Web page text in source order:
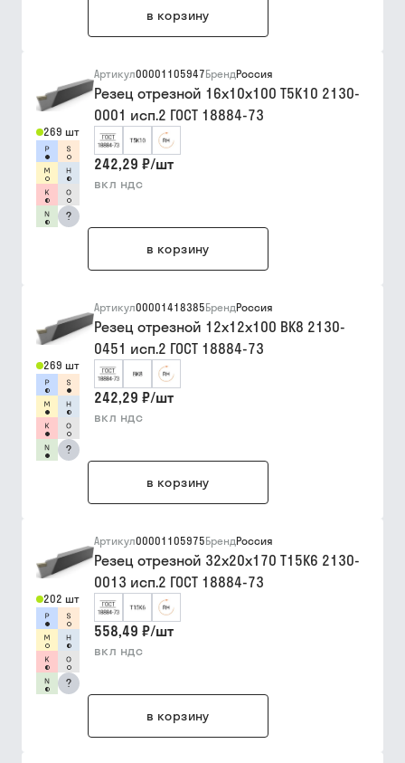
в корзину
269 шт
?
Артикул00001105947БрендРоссия
Резец отрезной 16х10х100 Т5К10 2130-
0001 исп.2 ГОСТ 18884-73
242,29 ₽/шт
вкл ндс
в корзину
269 шт
?
Артикул00001418385БрендРоссия
Резец отрезной 12х12х100 ВК8 2130-
0451 исп.2 ГОСТ 18884-73
242,29 ₽/шт
вкл ндс
в корзину
202 шт
?
Артикул00001105975БрендРоссия
Резец отрезной 32х20х170 Т15К6 2130-
0013 исп.2 ГОСТ 18884-73
558,49 ₽/шт
вкл ндс
в корзину